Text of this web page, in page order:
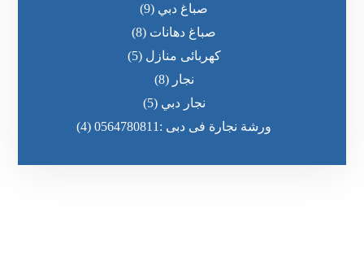
صباغ دبي (9)
صباغ دهانات (8)
كهربائى منازل (5)
نجار (8)
نجار دبي (5)
ورشة نجارة فى دبى :0564780811
(4)